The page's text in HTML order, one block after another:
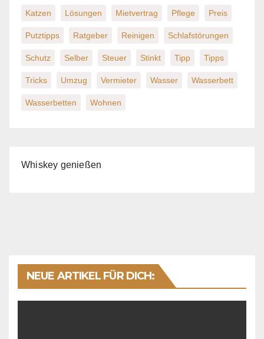
Katzen Lösungen Mietvertrag Pflege Preis
Putztipps Ratgeber Reinigen Schlafstörungen
Schutz Selber Steuer Stinkt Tipp Tipps
Tricks Umzug Vermieter Wasser Wasserbett
Wasserbetten Wohnen
Whiskey genießen
NEUE ARTIKEL FÜR DICH: